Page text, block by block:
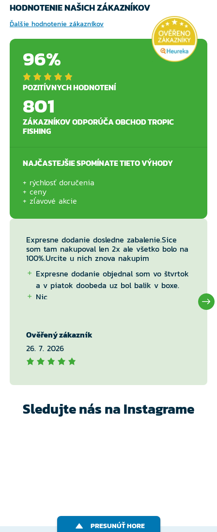
HODNOTENIE NAŠICH ZÁKAZNÍKOV
Ďalšie hodnotenie zákazníkov
96%
POZITÍVNYCH HODNOTENÍ
801
ZÁKAZNÍKOV ODPORÚČA OBCHOD TROPIC
FISHING
NAJČASTEJŠIE SPOMÍNATE TIETO VÝHODY
rýchlosť doručenia
ceny
zľavové akcie
Expresne dodanie dosledne zabalenie.Sice
som tam nakupoval len 2x ale všetko bolo na
100%.Urcite u nich znova nakupim
Expresne dodanie objednal som vo štvrtok
a v piatok doobeda uz bol balik v boxe.
Nic
Ověřený zákazník
26. 7. 2026
Sledujte nás na Instagrame
PRESUNÚŤ HORE